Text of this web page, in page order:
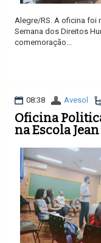
Alegre/RS. A oficina foi
Semana dos Direitos
comemoração...
08:38 Avesol
Oficina
na Escola